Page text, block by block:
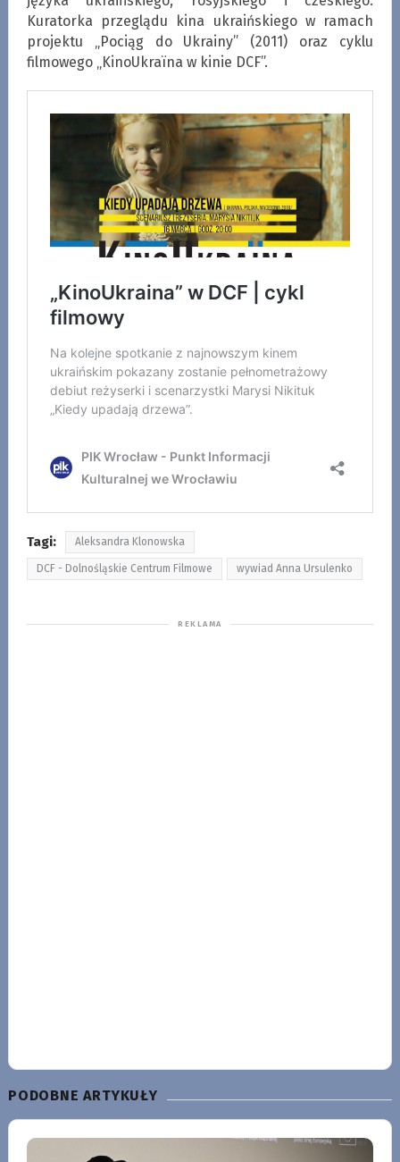
Kuratorka przeglądu kina ukraińskiego w ramach
projektu „Pociąg do Ukrainy” (2011) oraz cyklu
filmowego „KinoUkraїna w kinie DCF”.
Tagi: Aleksandra Klonowska
DCF - Dolnośląskie Centrum Filmowe wywiad Anna Ursulenko
PODOBNE ARTYKUŁY